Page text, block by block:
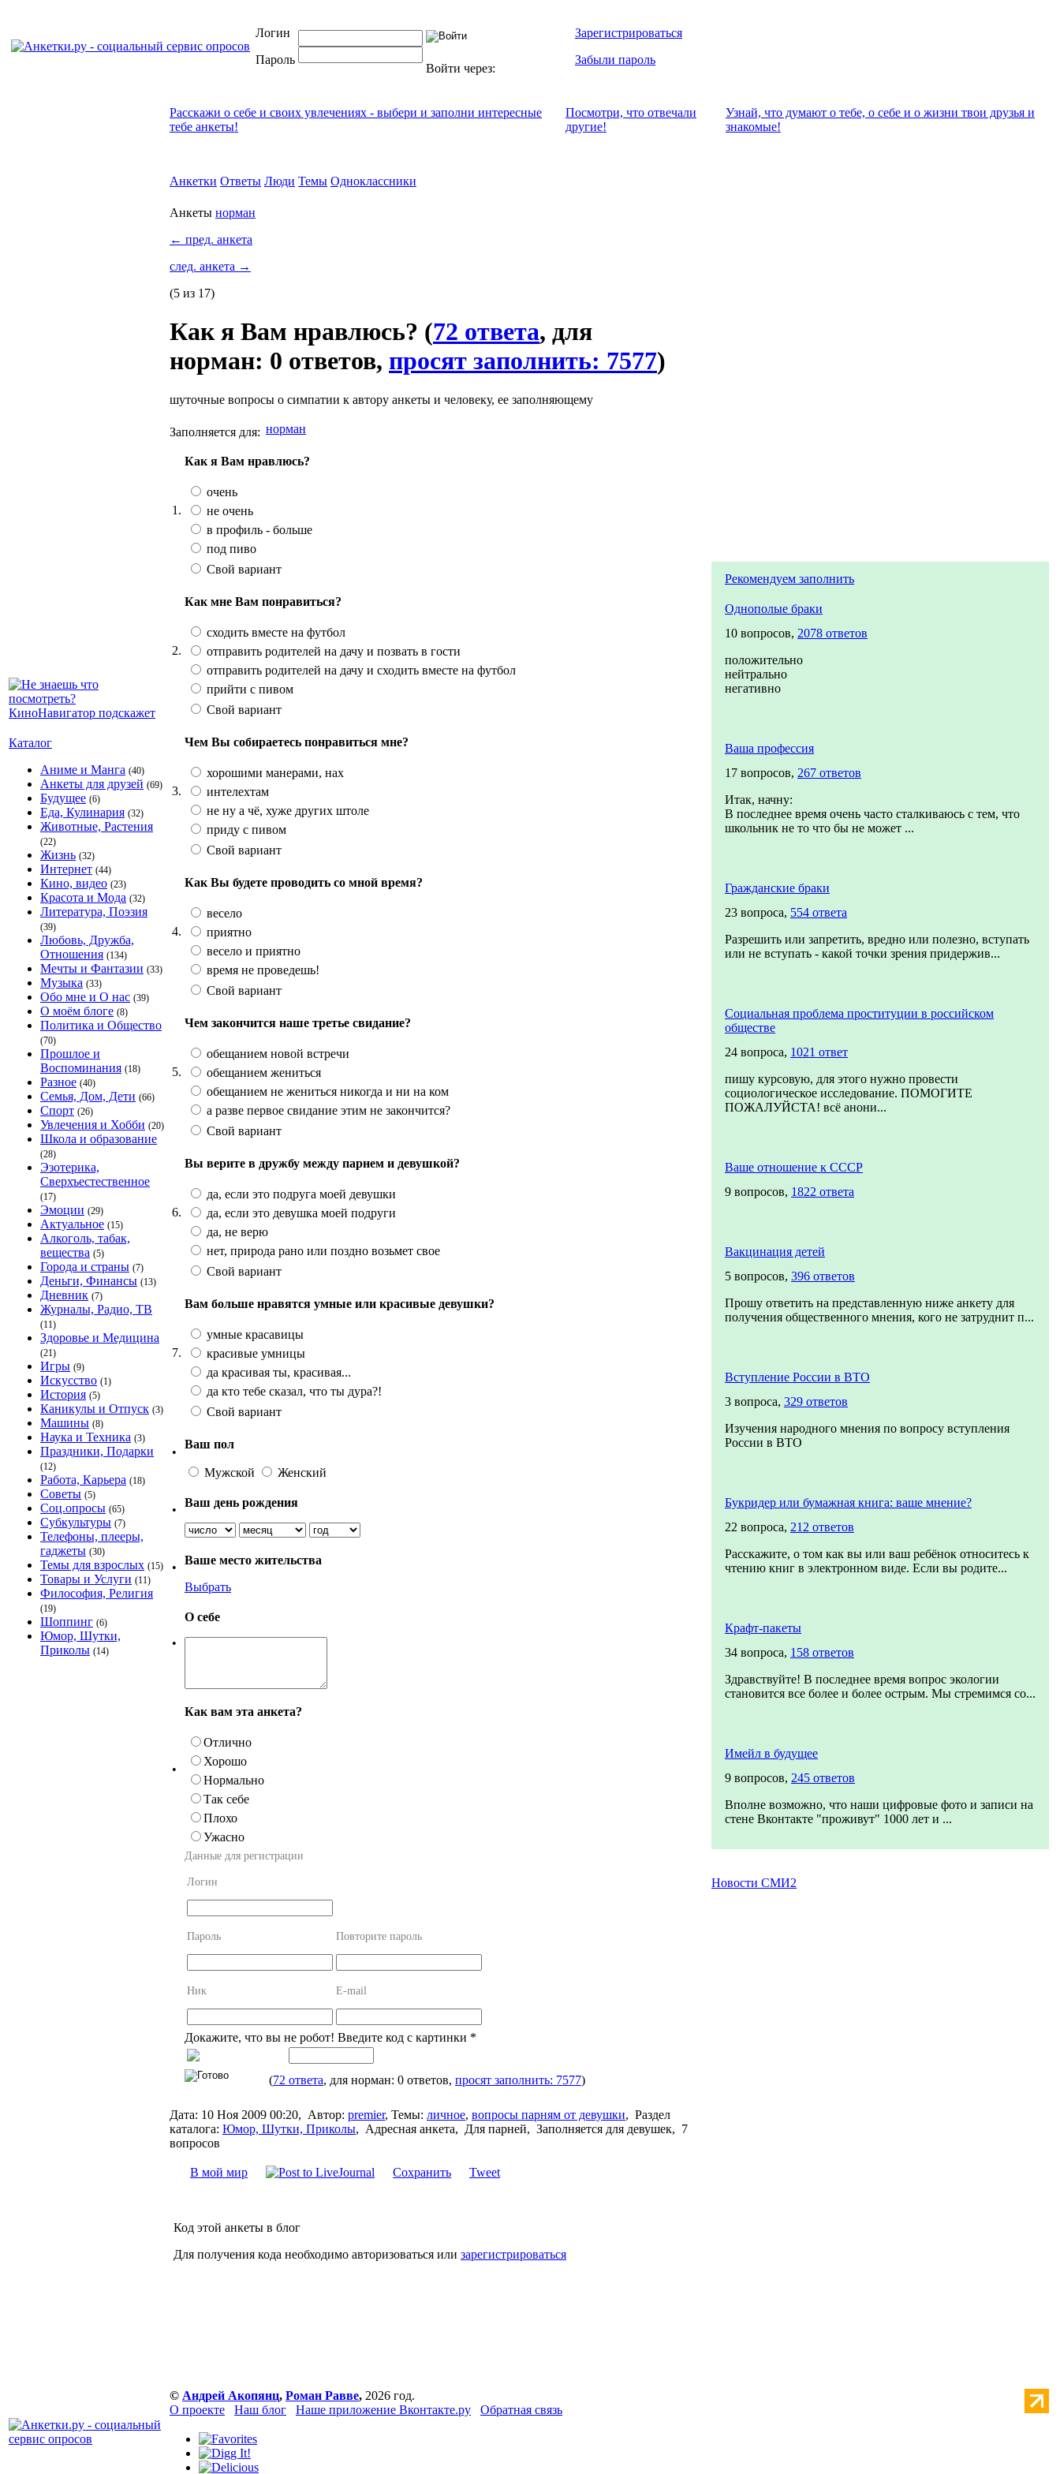
Логин
Пароль
Войти через:
Зарегистрироваться
Забыли пароль
Каталог
Аниме и Манга (40)
Анкеты для друзей (69)
Будущее (6)
Еда, Кулинария (32)
Животные, Растения
(22)
Жизнь (32)
Интернет (44)
Кино, видео (23)
Красота и Мода (32)
Литература, Поэзия
(39)
Любовь, Дружба,
Отношения (134)
Мечты и Фантазии (33)
Музыка (33)
Обо мне и О нас (39)
О моём блоге (8)
Политика и Общество
(70)
Прошлое и
Воспоминания (18)
Разное (40)
Семья, Дом, Дети (66)
Спорт (26)
Увлечения и Хобби (20)
Школа и образование
(28)
Эзотерика,
Сверхъестественное
(17)
Эмоции (29)
Актуальное (15)
Алкоголь, табак,
вещества (5)
Города и страны (7)
Деньги, Финансы (13)
Дневник (7)
Журналы, Радио, ТВ
(11)
Здоровье и Медицина
(21)
Игры (9)
Искусство (1)
История (5)
Каникулы и Отпуск (3)
Машины (8)
Наука и Техника (3)
Праздники, Подарки
(12)
Работа, Карьера (18)
Советы (5)
Соц.опросы (65)
Субкультуры (7)
Телефоны, плееры,
гаджеты (30)
Темы для взрослых (15)
Товары и Услуги (11)
Философия, Религия
(19)
Шоппинг (6)
Юмор, Шутки,
Приколы (14)
Расскажи о себе и своих увлечениях - выбери и заполни интересные
тебе анкеты!
Посмотри, что отвeчали
другие!
Узнай, что думают о тебе, о себе и о жизни твои друзья и
знакомые!
Анкетки Ответы Люди Темы Одноклассники
Анкеты норман
← пред. анкета
след. анкета →
(5 из 17)
Как я Вам нравлюсь? (72 ответа, для
норман: 0 ответов, просят заполнить: 7577)
шуточные вопросы о симпатии к автору анкеты и человеку, ее заполняющему
Заполняется для: норман
1.
Как я Вам нравлюсь?
очень
не очень
в профиль - больше
под пиво
Свой вариант
2.
Как мне Вам понравиться?
сходить вместе на футбол
отправить родителей на дачу и позвать в гости
отправить родителей на дачу и сходить вместе на футбол
прийти с пивом
Свой вариант
3.
Чем Вы собираетесь понравиться мне?
хорошими манерами, нах
интелехтам
не ну а чё, хуже других штоле
приду с пивом
Свой вариант
4.
Как Вы будете проводить со мной время?
весело
приятно
весело и приятно
время не проведешь!
Свой вариант
5.
Чем закончится наше третье свидание?
обещанием новой встречи
обещанием жениться
обещанием не жениться никогда и ни на ком
а разве первое свидание этим не закончится?
Свой вариант
6.
Вы верите в дружбу между парнем и девушкой?
да, если это подруга моей девушки
да, если это девушка моей подруги
да, не верю
нет, природа рано или поздно возьмет свое
Свой вариант
7.
Вам больше нравятся умные или красивые девушки?
умные красавицы
красивые умницы
да красивая ты, красивая...
да кто тебе сказал, что ты дура?!
Свой вариант
•
Ваш пол
Мужской Женский
•
Ваш день рождения
•
Ваше место жительства
Выбрать
•
О себе
•
Как вам эта анкета?
Отлично
Хорошо
Нормально
Так себе
Плохо
Ужасно
Данные для регистрации
Логин
Пароль Повторите пароль
Ник E-mail
Докажите, что вы не робот! Введите код с картинки *
(72 ответа, для норман: 0 ответов, просят заполнить: 7577)
Дата: 10 Ноя 2009 00:20, Автор: premier, Темы: личное, вопросы парням от девушки, Раздел
каталога: Юмор, Шутки, Приколы, Адресная анкета, Для парней, Заполняется для девушек, 7
вопросов
В мой мир Сохранить Tweet
Код этой анкеты в блог
Для получения кода необходимо авторизоваться или зарегистрироваться
Рекомендуем заполнить
Однополые браки
10 вопросов, 2078 ответов
положительно
нейтрально
негативно
Ваша профессия
17 вопросов, 267 ответов
Итак, начну:
В последнее время очень часто сталкиваюсь с тем, что
школьник не то что бы не может ...
Гражданские браки
23 вопроса, 554 ответа
Разрешить или запретить, вредно или полезно, вступать
или не вступать - какой точки зрения придержив...
Социальная проблема проституции в российском
обществе
24 вопроса, 1021 ответ
пишу курсовую, для этого нужно провести
социологическое исследование. ПОМОГИТЕ
ПОЖАЛУЙСТА! всё анони...
Ваше отношение к СССР
9 вопросов, 1822 ответа
Вакцинация детей
5 вопросов, 396 ответов
Прошу ответить на представленную ниже анкету для
получения общественного мнения, кого не затруднит п...
Вступление России в ВТО
3 вопроса, 329 ответов
Изучения народного мнения по вопросу вступления
России в ВТО
Букридер или бумажная книга: ваше мнение?
22 вопроса, 212 ответов
Расскажите, о том как вы или ваш ребёнок относитесь к
чтению книг в электронном виде. Если вы родите...
Крафт-пакеты
34 вопроса, 158 ответов
Здравствуйте! В последнее время вопрос экологии
становится все более и более острым. Мы стремимся со...
Имейл в будущее
9 вопросов, 245 ответов
Вполне возможно, что наши цифровые фото и записи на
стене Вконтакте "проживут" 1000 лет и ...
Новости СМИ2
© Андрей Акопянц, Роман Равве, 2026 год.
О проекте
Наш блог Наше приложение Вконтакте.ру Обратная связь